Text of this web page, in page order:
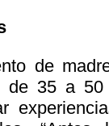
de
de 35 a 50